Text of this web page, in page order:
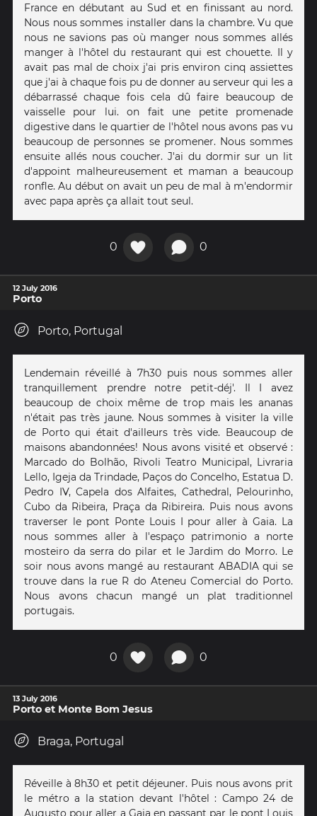
France en débutant au Sud et en finissant au nord.
Nous nous sommes installer dans la chambre. Vu que
nous ne savions pas où manger nous sommes allés
manger à l'hôtel du restaurant qui est chouette. Il y
avait pas mal de choix j'ai pris environ cinq assiettes
que j'ai à chaque fois pu de donner au serveur qui les a
débarrassé chaque fois cela dû faire beaucoup de
vaisselle pour lui. on fait une petite promenade
digestive dans le quartier de l'hôtel nous avons pas vu
beaucoup de personnes se promener. Nous sommes
ensuite allés nous coucher. J'ai du dormir sur un lit
d'appoint malheureusement et maman a beaucoup
ronfle. Au début on avait un peu de mal à m'endormir
avec papa après ça allait tout seul.
0 0
12 July 2016
Porto
Porto, Portugal
Lendemain réveillé à 7h30 puis nous sommes aller
tranquillement prendre notre petit-déj'. Il I avez
beaucoup de choix même de trop mais les ananas
n'était pas très jaune. Nous sommes à visiter la ville
de Porto qui était d'ailleurs très vide. Beaucoup de
maisons abandonnées! Nous avons visité et observé :
Marcado do Bolhão, Rivoli Teatro Municipal, Livraria
Lello, Igeja da Trindade, Paços do Concelho, Estatua D.
Pedro IV, Capela dos Alfaites, Cathedral, Pelourinho,
Cubo da Ribeira, Praça da Ribireira. Puis nous avons
traverser le pont Ponte Louis I pour aller à Gaia. La
nous sommes aller à l'espaço patrimonio a norte
mosteiro da serra do pilar et le Jardim do Morro. Le
soir nous avons mangé au restaurant ABADIA qui se
trouve dans la rue R do Ateneu Comercial do Porto.
Nous avons chacun mangé un plat traditionnel
portugais.
0 0
13 July 2016
Porto et Monte Bom Jesus
Braga, Portugal
Réveille à 8h30 et petit déjeuner. Puis nous avons prit
le métro a la station devant l'hôtel : Campo 24 de
Augusto pour aller a Gaia en passant par le pont Louis